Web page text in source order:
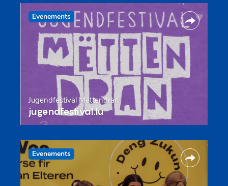
Evenements
Jugendfestival Mëttendran
jugendfestival.lu
Evenements